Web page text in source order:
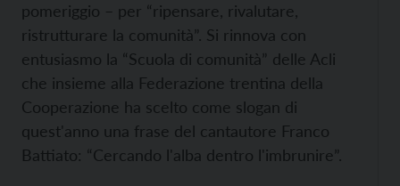
pomeriggio – per “ripensare, rivalutare,
ristrutturare la comunità”. Si rinnova con
entusiasmo la “Scuola di comunità” delle Acli
che insieme alla Federazione trentina della
Cooperazione ha scelto come slogan di
quest'anno una frase del cantautore Franco
Battiato: “Cercando l'alba dentro l'imbrunire”.